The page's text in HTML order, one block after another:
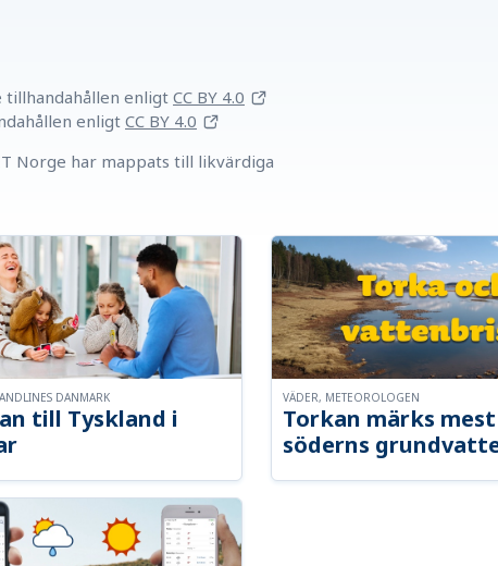
enligt CC BY 4.0
enligt CC BY 4.0
Norge har mappats till likvärdiga
till Tyskland i
DANMARK
Torkan märks
söderns
VÄDER, METEOROLOGEN